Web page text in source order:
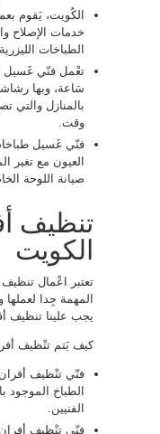
الكُويت، يَقوم
خدمات الإصلاح
الطباخات
سَاعة، وبها
بالمنازل
وقت.
فنّي غَسيل
العيون مع تغير
صيانة اللوحة
تنظيف
الكويت
تعتبر اعْمال
المهمة جِدا
يجب علينا تنظيف
كيف يَتم تنْظيف
فنّي تنْظيف أفران
الطباخ
الفنيين.
فنّي تنْظيف أفران